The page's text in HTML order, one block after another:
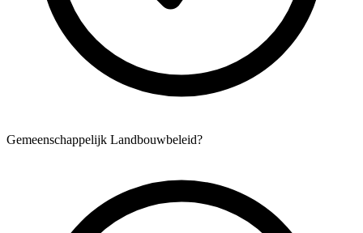
Gemeenschappelijk Landbouwbeleid?